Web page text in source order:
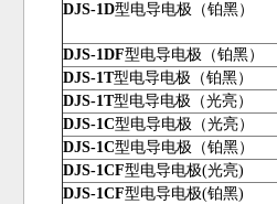
DJS-1D型电导电极（铂黑）
DJS-1DF型电导电极（铂黑）
DJS-1T型电导电极（铂黑）
DJS-1T型电导电极（光亮）
DJS-1C型电导电极（光亮）
DJS-1C型电导电极（铂黑）
DJS-1CF型电导电极(光亮)
DJS-1CF型电导电极(铂黑)